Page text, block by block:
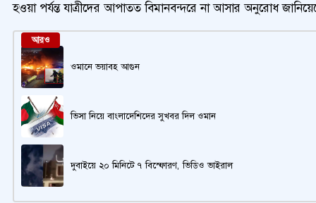
হওয়া পর্যন্ত যাত্রীদের আপাতত বিমানবন্দরে না আসার অনুরোধ
আরও
ওমানে ভয়াবহ আগুন
ভিসা নিয়ে বাংলাদেশিদের সুখবর দিল ওমান
দুবাইয়ে ২০ মিনিটে ৭ বিস্ফোরণ, ভিডিও ভাইরাল